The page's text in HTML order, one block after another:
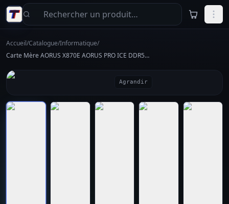
Aller au contenu principal
Accueil/Catalogue/Informatique/
Carte Mère AORUS X870E AORUS PRO ICE DDR5 - Excellent état
Agrandir